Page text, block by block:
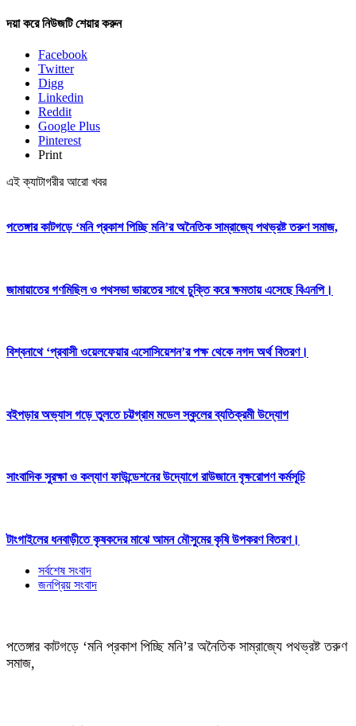
দয়া করে নিউজটি শেয়ার করুন
Facebook
Twitter
Digg
Linkedin
Reddit
Google Plus
Pinterest
Print
এই ক্যাটাগরীর আরো খবর
পতেঙ্গার কাটগড়ে ‘মনি প্রকাশ পিচ্ছি মনি’র অনৈতিক সাম্রাজ্যে পথভ্রষ্ট তরুণ সমাজ,
জামায়াতের গণমিছিল ও পথসভা ভারতের সাথে চুক্তি করে ক্ষমতায় এসেছে বিএনপি।
বিশ্বনাথে ‘প্রবাসী ওয়েলফেয়ার এসোসিয়েশন’র পক্ষ থেকে নগদ অর্থ বিতরণ।
বইপড়ার অভ্যাস গড়ে তুলতে চট্টগ্রাম মডেল স্কুলের ব্যতিক্রমী উদ্যোগ
সাংবাদিক সুরক্ষা ও কল্যাণ ফাউন্ডেশনের উদ্যোগে রাউজানে বৃক্ষরোপণ কর্মসূচি
টাংগাইলের ধনবাড়ীতে কৃষকদের মাঝে আমন মৌসুমের কৃষি উপকরণ বিতরণ।
সর্বশেষ সংবাদ
জনপ্রিয় সংবাদ
পতেঙ্গার কাটগড়ে ‘মনি প্রকাশ পিচ্ছি মনি’র অনৈতিক সাম্রাজ্যে পথভ্রষ্ট তরুণ
সমাজ,